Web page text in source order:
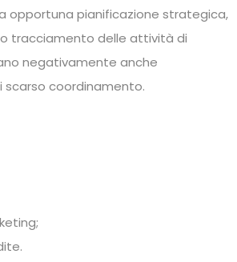
opportuna pianificazione strategica,
tracciamento delle attività di
negativamente anche
scarso coordinamento.